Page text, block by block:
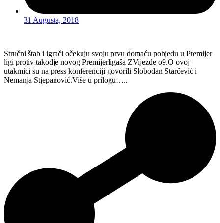
31 Augusta, 2018
Stručni štab i igrači očekuju svoju prvu domaću pobjedu u Premijer
ligi protiv takodje novog Premijerligaša ZVijezde o9.O ovoj
utakmici su na press konferenciji govorili Slobodan Starčević i
Nemanja Stjepanović.Više u prilogu…..